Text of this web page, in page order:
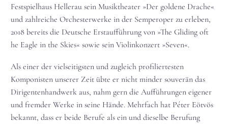
Festspielhaus Hellerau sein Musiktheater »Der goldene Drache«
und zahlreiche Orchesterwerke in der Semperoper zu erleben,
2018 bereits die Deutsche Erstaufführung von »The Gliding oft
he Eagle in the Skies« sowie sein Violinkonzert »Seven«.
Als einer der vielseitigsten und zugleich profiliertesten
Komponisten unserer Zeit übte er nicht minder souverän das
Dirigentenhandwerk aus, nahm gern die Aufführungen eigener
und fremder Werke in seine Hände. Mehrfach hat Péter Eötvös
bekannt, dass er beide Berufe als ein und dieselbe Berufung